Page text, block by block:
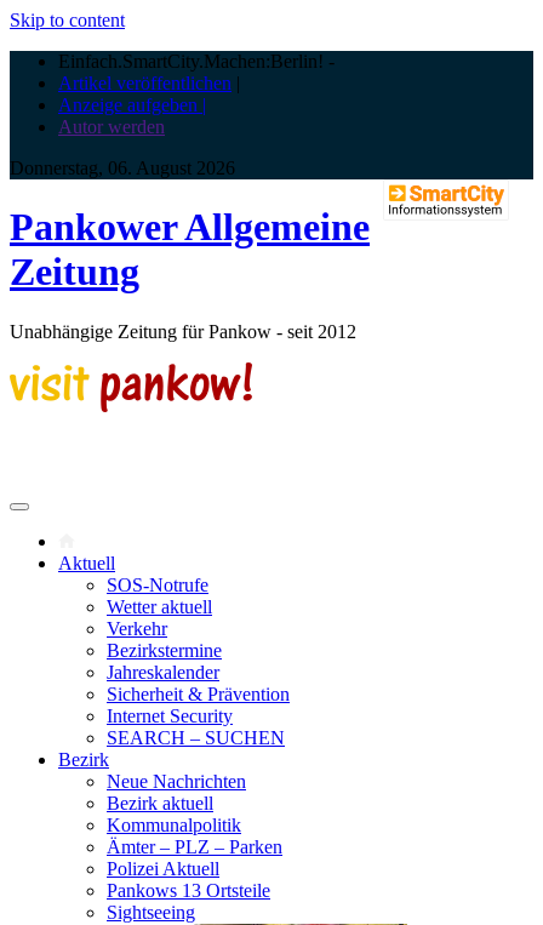
Skip to content
Einfach.SmartCity.Machen:Berlin! -
Artikel veröffentlichen |
Anzeige aufgeben |
Autor werden
Donnerstag, 06. August 2026
Pankower Allgemeine
Zeitung
Unabhängige Zeitung für Pankow - seit 2012
Aktuell
SOS-Notrufe
Wetter aktuell
Verkehr
Bezirkstermine
Jahreskalender
Sicherheit & Prävention
Internet Security
SEARCH – SUCHEN
Bezirk
Neue Nachrichten
Bezirk aktuell
Kommunalpolitik
Ämter – PLZ – Parken
Polizei Aktuell
Pankows 13 Ortsteile
Sightseeing